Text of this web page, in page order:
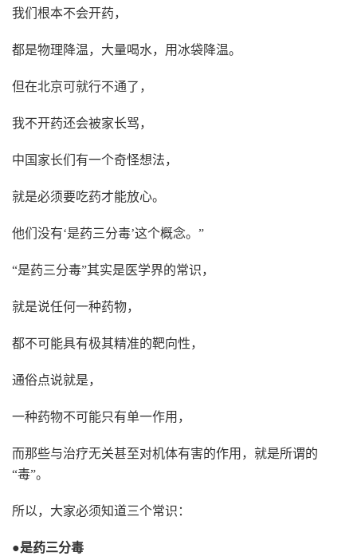
我们根本不会开药，
都是物理降温，大量喝水，用冰袋降温。
但在北京可就行不通了，
我不开药还会被家长骂，
中国家长们有一个奇怪想法，
就是必须要吃药才能放心。
他们没有‘是药三分毒’这个概念。”
“是药三分毒”其实是医学界的常识，
就是说任何一种药物，
都不可能具有极其精准的靶向性，
通俗点说就是，
一种药物不可能只有单一作用，
而那些与治疗无关甚至对机体有害的作用，就是所谓的
“毒”。
所以，大家必须知道三个常识：
●是药三分毒